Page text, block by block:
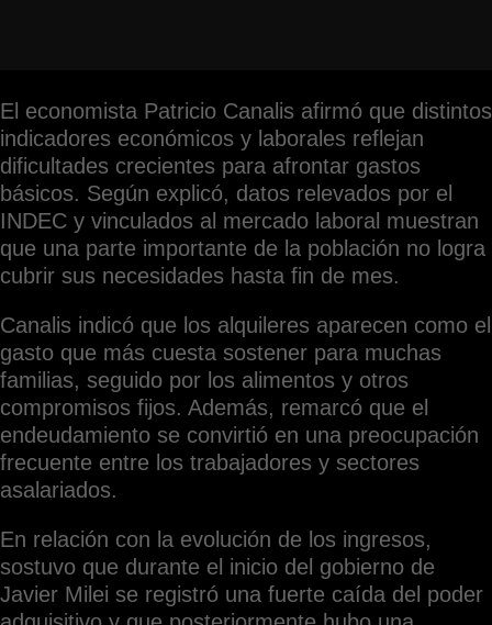
El economista Patricio Canalis afirmó que distintos
indicadores económicos y laborales reflejan
dificultades crecientes para afrontar gastos
básicos. Según explicó, datos relevados por el
INDEC y vinculados al mercado laboral muestran
que una parte importante de la población no logra
cubrir sus necesidades hasta fin de mes.
Canalis indicó que los alquileres aparecen como el
gasto que más cuesta sostener para muchas
familias, seguido por los alimentos y otros
compromisos fijos. Además, remarcó que el
endeudamiento se convirtió en una preocupación
frecuente entre los trabajadores y sectores
asalariados.
En relación con la evolución de los ingresos,
sostuvo que durante el inicio del gobierno de
Javier Milei se registró una fuerte caída del poder